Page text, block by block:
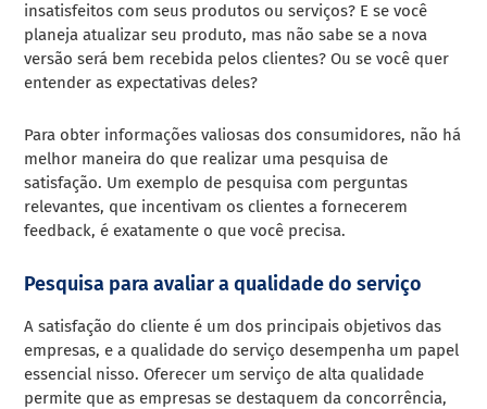
insatisfeitos com seus produtos ou serviços? E se você
planeja atualizar seu produto, mas não sabe se a nova
versão será bem recebida pelos clientes? Ou se você quer
entender as expectativas deles?
Para obter informações valiosas dos consumidores, não há
melhor maneira do que realizar uma pesquisa de
satisfação. Um exemplo de pesquisa com perguntas
relevantes, que incentivam os clientes a fornecerem
feedback, é exatamente o que você precisa.
Pesquisa para avaliar a qualidade do serviço
A satisfação do cliente é um dos principais objetivos das
empresas, e a qualidade do serviço desempenha um papel
essencial nisso. Oferecer um serviço de alta qualidade
permite que as empresas se destaquem da concorrência,